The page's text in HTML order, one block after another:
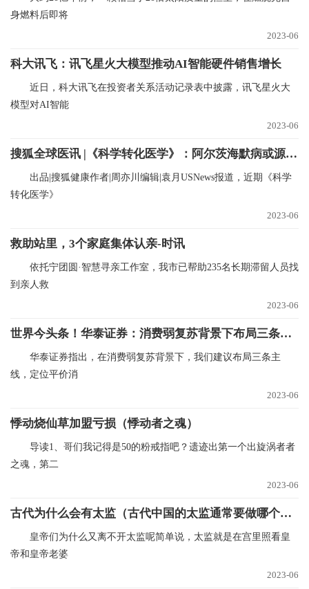
身燃料后即将
2023-06
科大讯飞：讯飞星火大模型推动AI智能硬件销售增长
近日，科大讯飞在投资者关系活动记录表中披露，讯飞星火大
模型对AI智能
2023-06
搜狐全球医讯 |《科学转化医学》：阿尔茨海默病或源于肠道？
出品|搜狐健康作者|周亦川编辑|袁月USNews报道，近期《科学
转化医学》
2023-06
救助站里，3个家庭集体认亲-时讯
依托宁团圆·智慧寻亲工作室，我市已帮助235名长期滞留人员找
到亲人救
2023-06
世界今头条！华泰证券：消费弱复苏背景下布局三条主线
华泰证券指出，在消费弱复苏背景下，我们建议布局三条主
线，定位平价消
2023-06
悸动烧仙草加盟亏损（悸动者之魂）
导读1、哥们我记得是50的粉戒指吧？遗迹出第一个出旋涡者者
之魂，第二
2023-06
古代为什么会有太监（古代中国的太监通常要做哪个手术）
皇帝们为什么又离不开太监呢简单说，太监就是在宫里照看皇
帝和皇帝老婆
2023-06